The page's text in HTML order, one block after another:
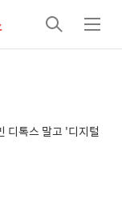
검
색
메
뉴
디톡스 말고 '디지털